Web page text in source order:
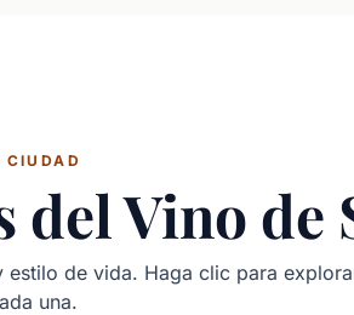
CIUDAD
del Vino de
de vida. Haga clic para
una.